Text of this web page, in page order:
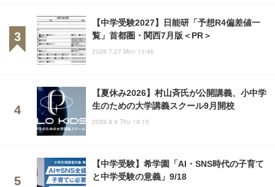
【中学受験2027】日能研「予想R4偏差値一
覧」首都圏・関西7月版＜PR＞
2026.7.27 Mon 13:46
【夏休み2026】村山斉氏が公開講義、小中学
生のための大学講義スクール9月開校
2026.8.6 Thu 19:15
【中学受験】希学園「AI・SNS時代の子育て
と中学受験の意義」9/18